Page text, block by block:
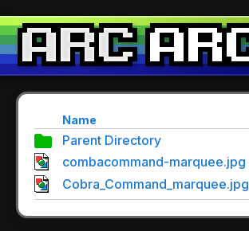
Name
Parent Directory
combacommand-marquee.jpg
Cobra_Command_marquee.jpg